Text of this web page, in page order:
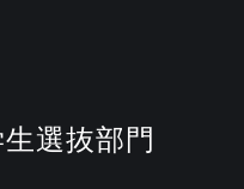
選抜部門